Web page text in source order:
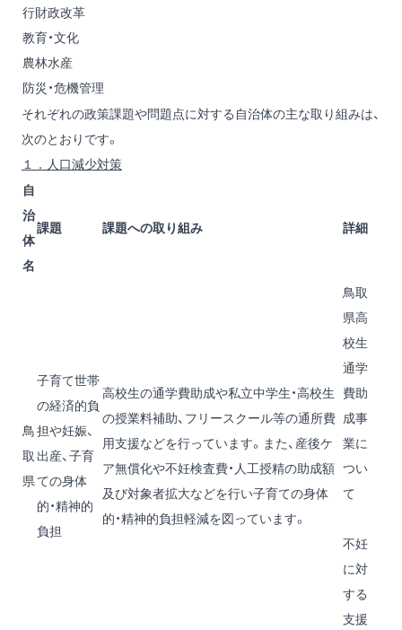
行財政改革
教育・文化
農林水産
防災・危機管理
それぞれの政策課題や問題点に対する自治体の主な取り組みは、
次のとおりです。
１． 人口減少対策
自
治
体
名
課題 課題への取り組み 詳細
鳥
取
県
子育て世帯
の経済的負
担や妊娠、
出産、子育
ての身体
的・精神的
負担
高校生の通学費助成や私立中学生・高校生
の授業料補助、フリースクール等の通所費
用支援などを行っています。また、産後ケ
ア無償化や不妊検査費・人工授精の助成額
及び対象者拡大などを行い子育ての身体
的・精神的負担軽減を図っています。
鳥取
県高
校生
通学
費助
成事
業に
つい
て
不妊
に対
する
支援